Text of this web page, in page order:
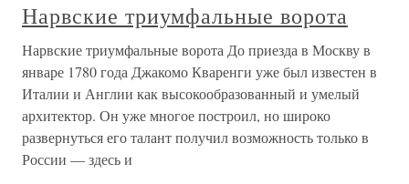
Нарвские триумфальные ворота
Нарвские триумфальные ворота До приезда в Москву в
январе 1780 года Джакомо Кваренги уже был известен в
Италии и Англии как высокообразованный и умелый
архитектор. Он уже многое построил, но широко
развернуться его талант получил возможность только в
России — здесь и